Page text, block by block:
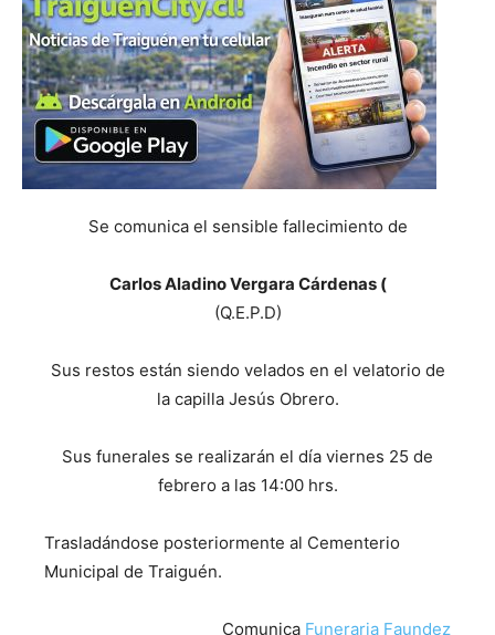
Se comunica el sensible fallecimiento de
Carlos Aladino Vergara Cárdenas (
(Q.E.P.D)
Sus restos están siendo velados en el velatorio de
la capilla Jesús Obrero.
Sus funerales se realizarán el día viernes 25 de
febrero a las 14:00 hrs.
Trasladándose posteriormente al Cementerio
Municipal de Traiguén.
Comunica Funeraria Faundez